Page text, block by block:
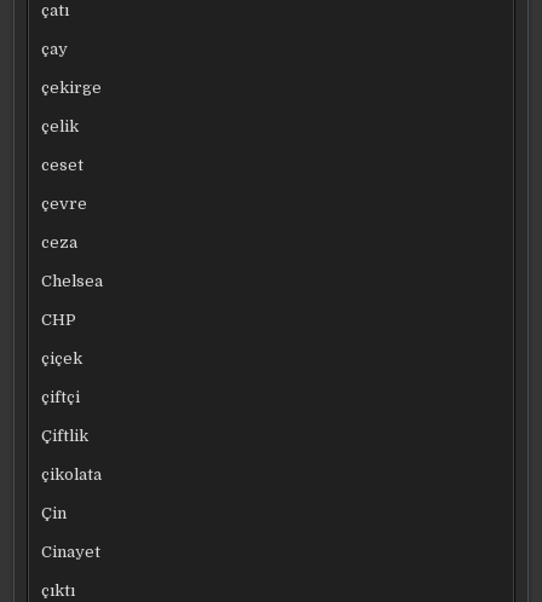
çatı
çay
çekirge
çelik
ceset
çevre
ceza
Chelsea
CHP
çiçek
çiftçi
Çiftlik
çikolata
Çin
Cinayet
çıktı